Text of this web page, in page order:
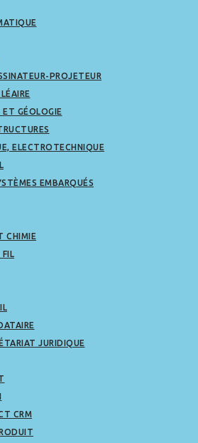
PROJETEUR
GÉOLOGIE
ELECTROTECHNIQUE
EMBARQUÉS
CHIMIE
FIL
JURIDIQUE
CRM